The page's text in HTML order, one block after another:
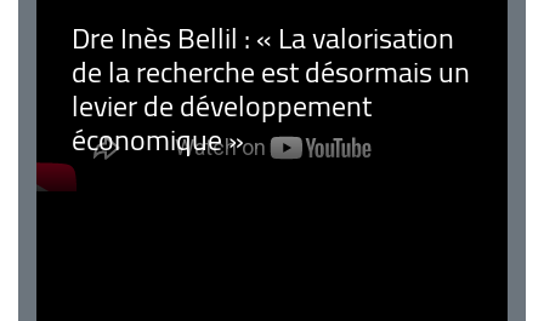
Dre Inès Bellil : « La valorisation
de la recherche est désormais un
levier de développement
économique »